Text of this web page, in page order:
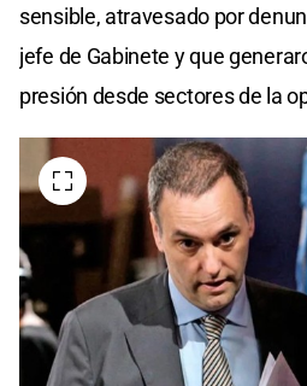
sensible, atravesado por
jefe de Gabinete y que
presión desde sectores de la